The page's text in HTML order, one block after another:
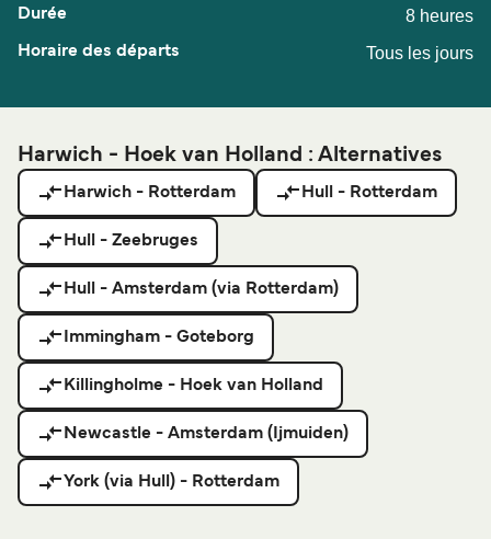
8 heures
Tous les jours
Harwich - Hoek van Holland : Alternatives
Harwich - Rotterdam Hull - Rotterdam
Hull - Zeebruges
Hull - Amsterdam (via Rotterdam)
Immingham - Goteborg
Killingholme - Hoek van Holland
Newcastle - Amsterdam (Ijmuiden)
York (via Hull) - Rotterdam